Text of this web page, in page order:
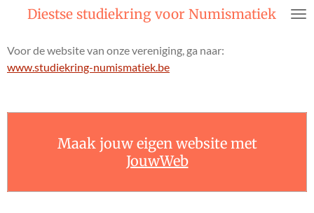
naar
de
Diestse studiekring voor Numismatiek
Voor de website van onze vereniging, ga naar:
www.studiekring-numismatiek.be
Maak jouw eigen website met
JouwWeb